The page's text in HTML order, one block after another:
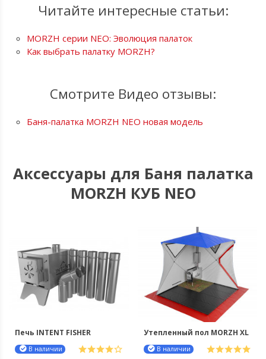
Читайте интересные статьи:
MORZH серии NEO: Эволюция палаток
Как выбрать палатку MORZH?
Смотрите Видео отзывы:
Баня-палатка MORZH NEO новая модель
Аксессуары для Баня палатка
MORZH КУБ NEO
Печь INTENT FISHER
В наличии
Утепленный пол MORZH XL
В наличии